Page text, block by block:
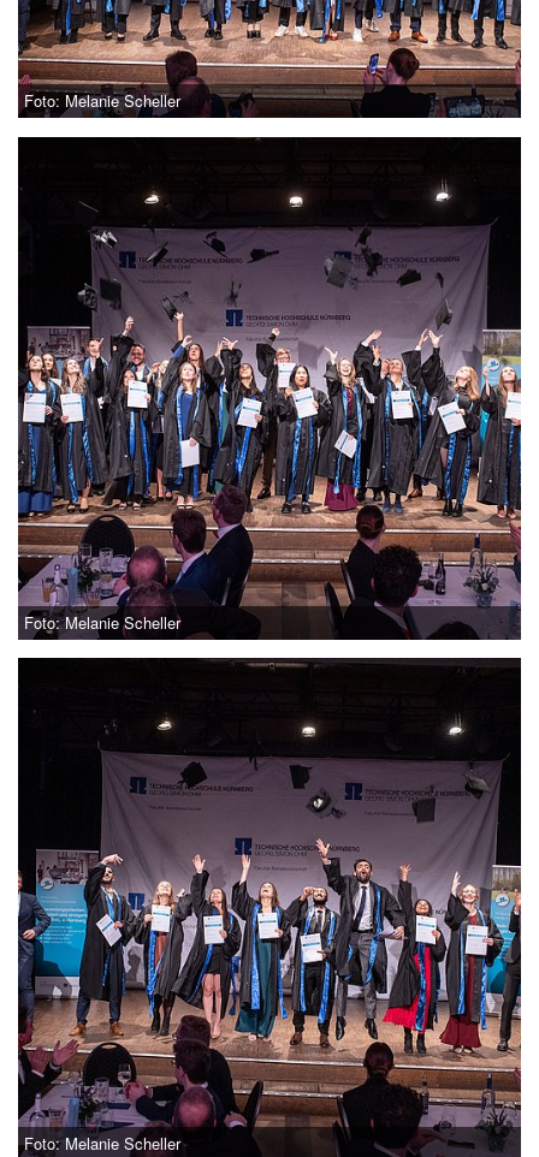
Foto: Melanie Scheller
Foto: Melanie Scheller
Foto: Melanie Scheller